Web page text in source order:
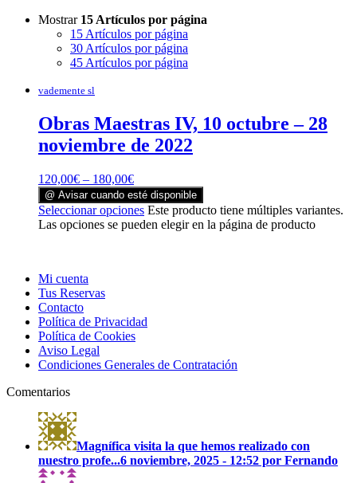
Mostrar 15 Artículos por página
15 Artículos por página
30 Artículos por página
45 Artículos por página
vademente sl
Obras Maestras IV, 10 octubre – 28
noviembre de 2022
120,00€ – 180,00€
@ Avisar cuando esté disponible
Seleccionar opciones Este producto tiene múltiples variantes.
Las opciones se pueden elegir en la página de producto
Mi cuenta
Tus Reservas
Contacto
Política de Privacidad
Política de Cookies
Aviso Legal
Condiciones Generales de Contratación
Comentarios
Magnífica visita la que hemos realizado con
nuestro profe...6 noviembre, 2025 - 12:52 por Fernando